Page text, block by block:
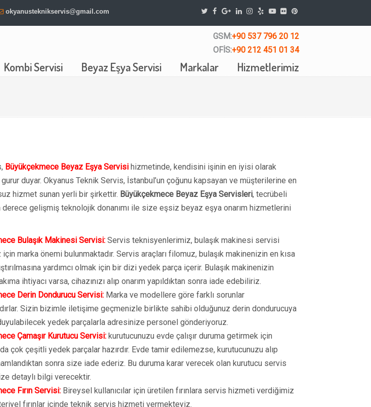
okyanusteknikservis@gmail.com
GSM:+90 537 796 20 12
OFİS:+90 212 451 01 34
Kombi Servisi Beyaz Eşya Servisi Markalar Hizmetlerimiz
Büyükçekmece Beyaz Eşya Servisi hizmetinde, kendisini işinin en iyisi olarak
gurur duyar. Okyanus Teknik Servis, İstanbul’un çoğunu kapsayan ve müşterilerine en
hizmet sunan yerli bir şirkettir. Büyükçekmece Beyaz Eşya Servisleri, tecrübeli
gelişmiş teknolojik donanımı ile size eşsiz beyaz eşya onarım hizmetlerini
Bulaşık Makinesi Servisi: Servis teknisyenlerimiz, bulaşık makinesi servisi
marka önemi bulunmaktadır. Servis araçları filomuz, bulaşık makinenizin en kısa
yardımcı olmak için bir dizi yedek parça içerir. Bulaşık makinenizin
ihtiyacı varsa, cihazınızı alıp onarım yapıldıktan sonra iade edebiliriz.
Derin Dondurucu Servisi: Marka ve modellere göre farklı sorunlar
Sizin bizimle iletişime geçmenizle birlikte sahibi olduğunuz derin dondurucuya
yedek parçalarla adresinize personel gönderiyoruz.
Çamaşır Kurutucu Servisi: kurutucunuzu evde çalışır duruma getirmek için
çok çeşitli yedek parçalar hazırdır. Evde tamir edilemezse, kurutucunuzu alıp
sonra size iade ederiz. Bu duruma karar verecek olan kurutucu servis
detaylı bilgi verecektir.
Fırın Servisi: Bireysel kullanıcılar için üretilen fırınlara servis hizmeti verdiğimiz
fırınlar içinde teknik servis hizmeti vermekteyiz.